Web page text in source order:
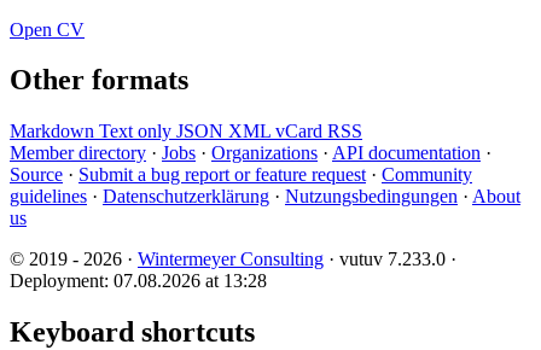
Open CV
Other formats
Markdown Text only JSON XML vCard RSS
Member directory · Jobs · Organizations · API documentation ·
Source · Submit a bug report or feature request · Community
guidelines · Datenschutzerklärung · Nutzungsbedingungen · About
us
© 2019 - 2026 · Wintermeyer Consulting · vutuv 7.233.0 ·
Deployment: 07.08.2026 at 13:28
Keyboard shortcuts